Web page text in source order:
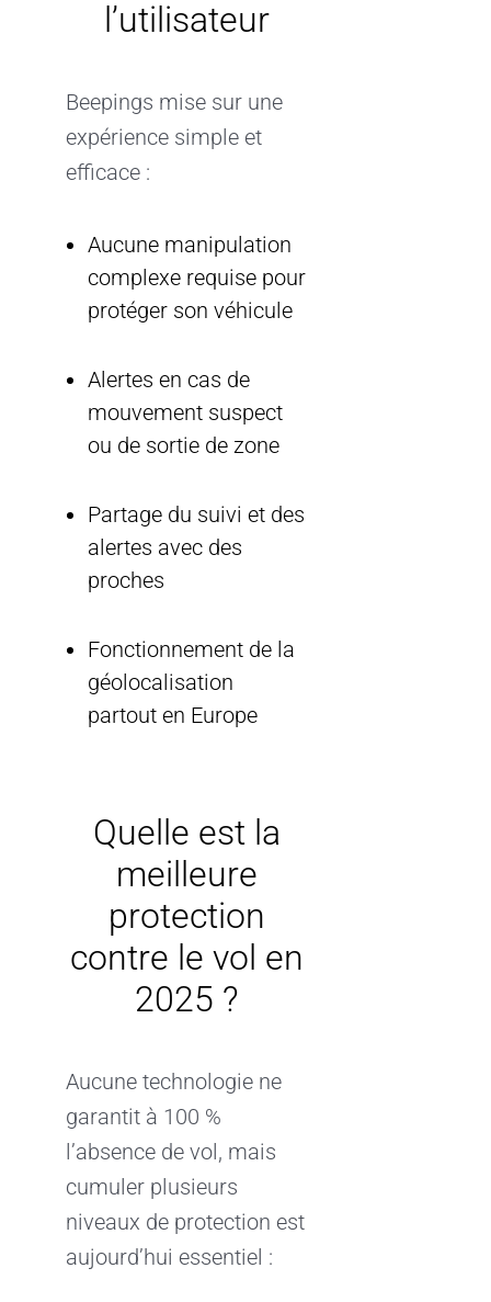
l’utilisateur
Beepings mise sur une
expérience simple et
efficace :
Aucune manipulation
complexe requise pour
protéger son véhicule
Alertes en cas de
mouvement suspect
ou de sortie de zone
Partage du suivi et des
alertes avec des
proches
Fonctionnement de la
géolocalisation
partout en Europe
Quelle est la
meilleure
protection
contre le vol en
2025 ?
Aucune technologie ne
garantit à 100 %
l’absence de vol, mais
cumuler plusieurs
niveaux de protection est
aujourd’hui essentiel :